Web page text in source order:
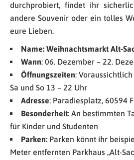
durchprobiert, findet ihr
andere Souvenir oder ein tolles
eure Lieben.
Name: Weihnachtsmarkt Alt-
Wann: 06. Dezember – 22.
Öffnungszeiten: Voraussichtlich
Sa und So 13 – 22 Uhr
Adresse: Paradiesplatz, 60594
Besonderheit: An bestimmten
für Kinder und Studenten
Parken: Parken könnt ihr
Meter entfernten Parkhaus „Alt-